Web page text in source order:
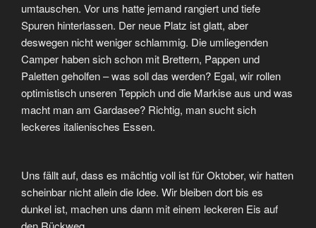
umtauschen. Vor uns hatte jemand rangiert und tiefe
Spuren hinterlassen. Der neue Platz ist glatt, aber
deswegen nicht weniger schlammig. Die umliegenden
Camper haben sich schon mit Brettern, Pappen und
Paletten geholfen – was soll das werden? Egal, wir rollen
optimistisch unseren Teppich und die Markise aus und was
macht man am Gardasee? Richtig, man sucht sich
leckeres italienisches Essen.
Uns fällt auf, dass es mächtig voll ist für Oktober, wir hatten
scheinbar nicht allein die Idee. Wir bleiben dort bis es
dunkel ist, machen uns dann mit einem leckeren Eis auf